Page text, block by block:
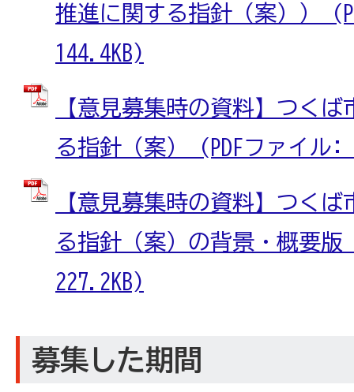
推進に関する指針（案））
144.4KB)
【意見募集時の資料】つく
る指針（案） (PDFファイル:
【意見募集時の資料】つく
る指針（案）の背景・概要版
227.2KB)
募集した期間